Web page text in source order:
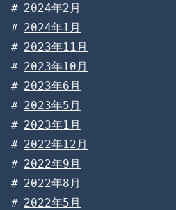
2024年2月
2024年1月
2023年11月
2023年10月
2023年6月
2023年5月
2023年1月
2022年12月
2022年9月
2022年8月
2022年5月